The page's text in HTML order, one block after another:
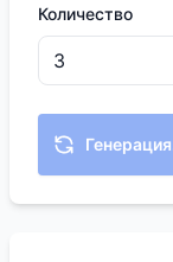
Количество